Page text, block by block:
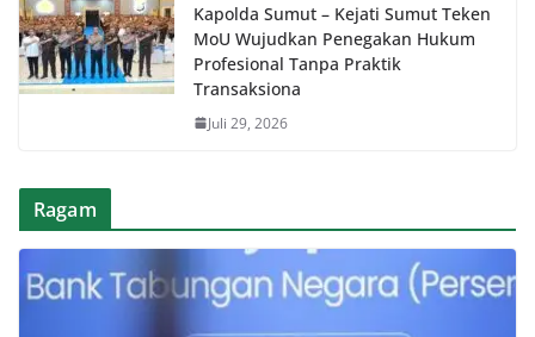
Kapolda Sumut – Kejati Sumut Teken
MoU Wujudkan Penegakan Hukum
Profesional Tanpa Praktik
Transaksiona
Juli 29, 2026
Ragam